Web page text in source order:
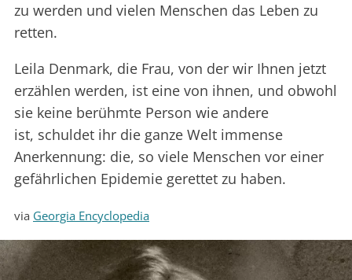
zu werden und vielen Menschen das Leben zu
retten.
Leila Denmark, die Frau, von der wir Ihnen jetzt
erzählen werden, ist eine von ihnen, und obwohl
sie keine berühmte Person wie andere
ist, schuldet ihr die ganze Welt immense
Anerkennung: die, so viele Menschen vor einer
gefährlichen Epidemie gerettet zu haben.
via Georgia Encyclopedia